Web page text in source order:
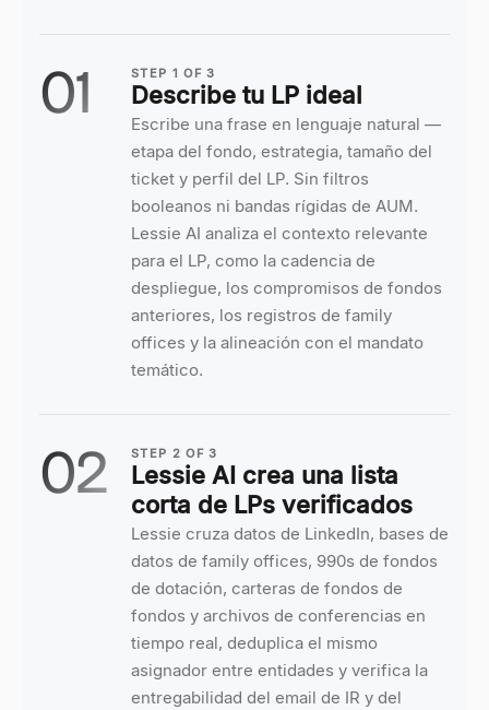
01 STEP 1 OF3
Describe tu LP ideal
Escribe una frase en lenguaje natural —
etapa del fondo, estrategia, tamaño del
ticket y perfil del LP. Sin filtros
booleanos ni bandas rígidas de AUM.
Lessie AI analiza el contexto relevante
para el LP, como la cadencia de
despliegue, los compromisos de fondos
anteriores, los registros de family
offices y la alineación con el mandato
temático.
02 STEP 2 OF3
Lessie AI crea una lista
corta de LPs verificados
Lessie cruza datos de LinkedIn, bases de
datos de family offices, 990s de fondos
de dotación, carteras de fondos de
fondos y archivos de conferencias en
tiempo real, deduplica el mismo
asignador entre entidades y verifica la
entregabilidad del email de IR y del